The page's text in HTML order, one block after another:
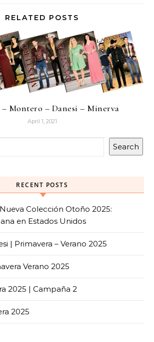
RELATED POSTS
Montero – Danesi – Minerva
April 1, 2021
Search
RECENT POSTS
Colección Otoño 2025:
en Estados Unidos
| Primavera – Verano 2025
Verano 2025
2025 | Campaña 2
2025